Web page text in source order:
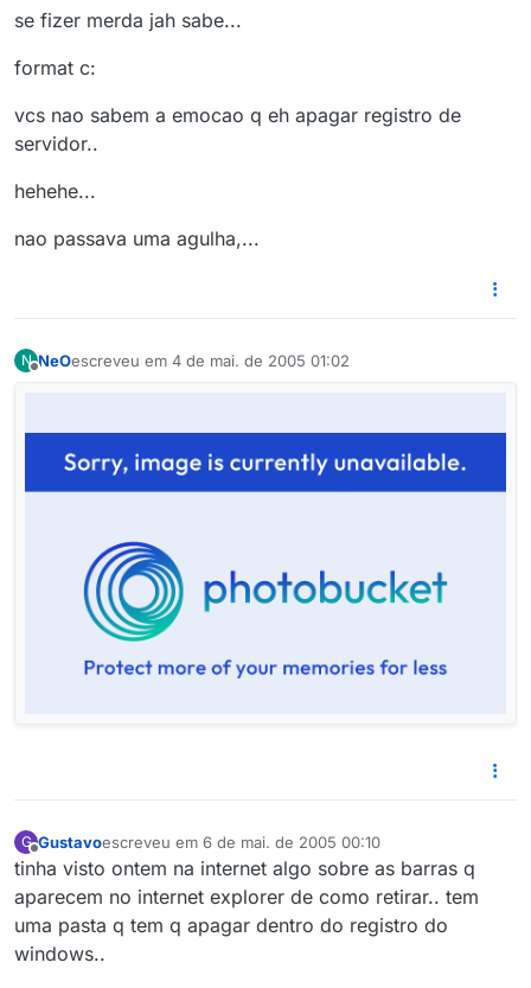
se fizer merda jah sabe...
format c:
vcs nao sabem a emocao q eh apagar registro de
servidor..
hehehe...
nao passava uma agulha,...
N NeOescreveu em 4 de mai. de 2005 01:02
última edição por
G
Offline
Gustavoescreveu em 6 de mai. de 2005 00:10
última edição por
tinha visto ontem na internet algo sobre as barras q
aparecem no internet explorer de como retirar.. tem
uma pasta q tem q apagar dentro do registro do
windows..